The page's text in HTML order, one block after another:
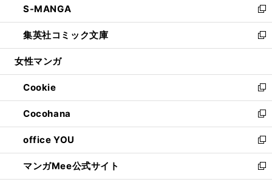
く
で
開
く
ド
ウ
で
開
ィ
ン
ド
ウ
開
く
い
ウ
ィ
ン
ウ
で
開
く
S-MANGA
新
し
い
ウ
ン
ド
ウ
で
開
く
集英社コミック文庫
新
し
ウ
ィ
ン
ド
ウ
で
開
く
女性マンガ
Cookie
新
し
い
ウ
ィ
ン
ド
ウ
Cocohana
新
し
い
ウ
ィ
office YOU
新
し
い
マンガMee公式サイト
新